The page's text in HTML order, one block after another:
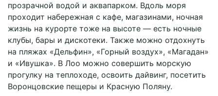
прозрачной водой и аквапарком. Вдоль моря
проходит набережная с кафе, магазинами, ночная
жизнь на курорте тоже на высоте — есть ночные
клубы, бары и дискотеки. Также можно отдохнуть
на пляжах «Дельфин», «Горный воздух», «Магадан»
и «Ивушка». В Лоо можно совершить морскую
прогулку на теплоходе, освоить дайвинг, посетить
Воронцовские пещеры и Красную Поляну.